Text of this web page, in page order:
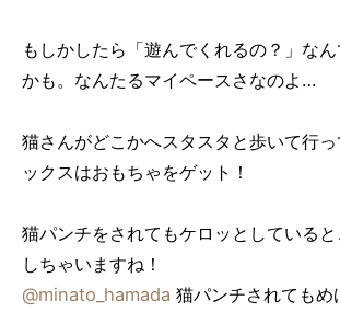
もしかしたら「遊んでくれるの？」な
かも。なんたるマイペースさなのよ…
猫さんがどこかへスタスタと歩いて行
ックスはおもちゃをゲット！
猫パンチをされてもケロッとしている
しちゃいますね！
@minato_hamada 猫パンチされてもめ